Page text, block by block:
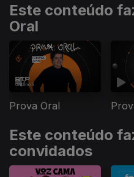
Este conteúdo
Oral
Prova Oral
Este conteúdo
convidados